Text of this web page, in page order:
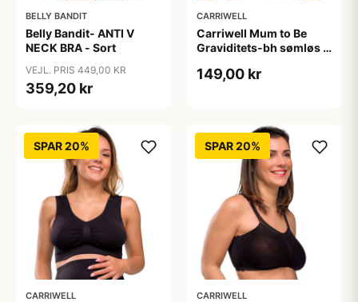
BELLY BANDIT
Belly Bandit- ANTI V
NECK BRA - Sort
VEJL. PRIS 449,00 KR
359,20 kr
CARRIWELL
Carriwell Mum to Be
Graviditets-bh sømløs -
149,00 kr
SPAR 20%
CARRIWELL
SPAR 20%
CARRIWELL